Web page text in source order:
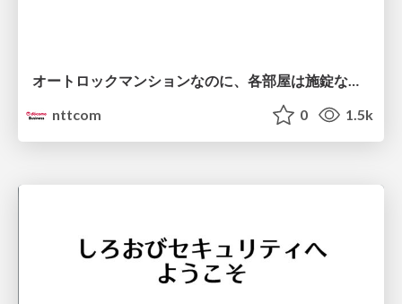
オートロックマンションなのに、各部屋は施錠なし！？ 攻撃者が組織内ネットワークで大暴れする理由 / The Front Door Is Locked, but the Rooms Are Wide Open: Why Attackers Move Freely Inside Enterprise Networks
nttcom
0 1.5k